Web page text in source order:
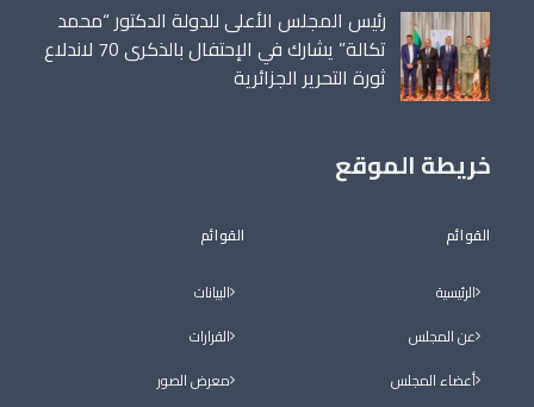
رئيس المجلس الأعلى للدولة الدكتور “محمد
تكالة” يشارك في الإحتفال بالذكرى 70 لاندلاع
ثورة التحرير الجزائرية
خريطة الموقع
القوائم
الرئيسية
عن المجلس
أعضاء المجلس
القوائم
البيانات
القرارات
معرض الصور